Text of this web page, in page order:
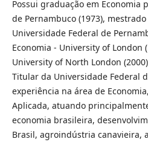
Possui graduação em Economia
de Pernambuco (1973),
Universidade Federal de
Economia - University of London
University of North London
Titular da Universidade Federal
experiência na área de
Aplicada, atuando
economia brasileira,
Brasil, agroindústria canavieira,